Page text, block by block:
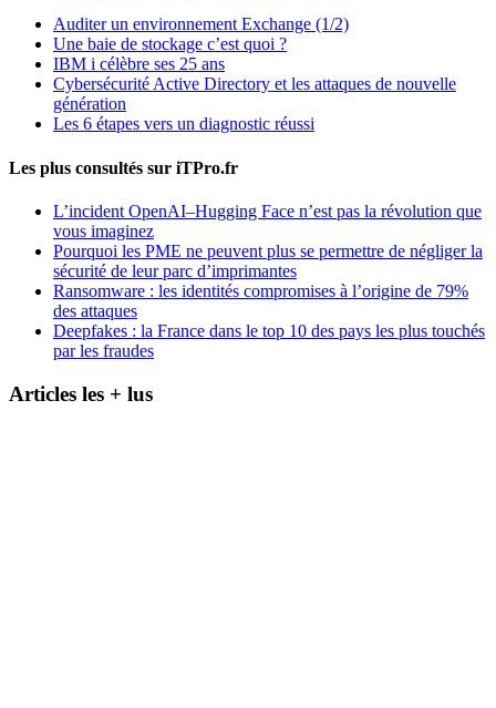
Auditer un environnement Exchange (1/2)
Une baie de stockage c’est quoi ?
IBM i célèbre ses 25 ans
Cybersécurité Active Directory et les attaques de nouvelle
génération
Les 6 étapes vers un diagnostic réussi
Les plus consultés sur iTPro.fr
L’incident OpenAI–Hugging Face n’est pas la révolution que
vous imaginez
Pourquoi les PME ne peuvent plus se permettre de négliger la
sécurité de leur parc d’imprimantes
Ransomware : les identités compromises à l’origine de 79%
des attaques
Deepfakes : la France dans le top 10 des pays les plus touchés
par les fraudes
Articles les + lus